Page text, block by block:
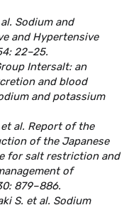
al. Sodium and
and Hypertensive
22–25.
Intersalt: an
and blood
and potassium
et al. Report of the
of the Japanese
for salt restriction and
of
879–886.
S. et al. Sodium